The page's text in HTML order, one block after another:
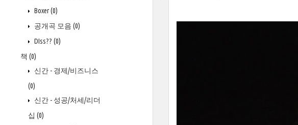
Boxer(0)
공개곡 모음 (0)
DIss?? (0)
책 (0)
신간 - 경제/비즈니스
(0)
신간 - 성공/처세/리더
십 (0)